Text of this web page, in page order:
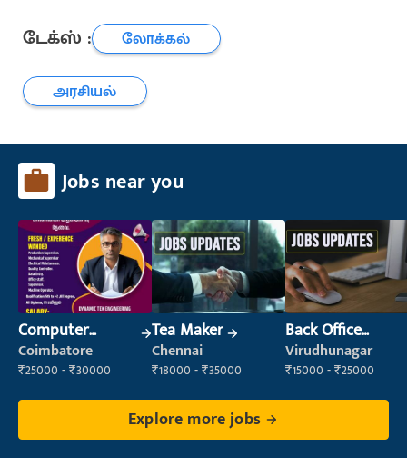
டேக்ஸ் :
லோக்கல்
அரசியல்
Jobs near you
Computer
Operator
Coimbatore
₹25000 - ₹30000
Tea Maker
Chennai
₹18000 - ₹35000
Back Office
Executive
(Administration)
Virudhunagar
₹15000 - ₹25000
Explore more jobs